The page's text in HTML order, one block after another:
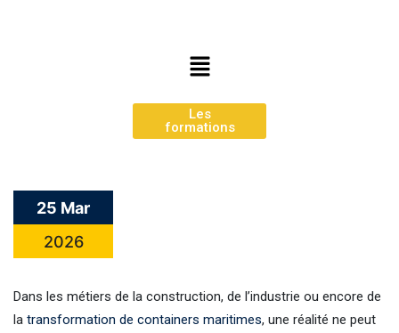
Les
formations
25 Mar
2026
Dans les métiers de la construction, de l’industrie ou encore de
la transformation de containers maritimes, une réalité ne peut